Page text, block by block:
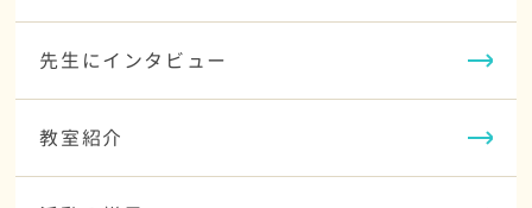
先生にインタビュー
教室紹介